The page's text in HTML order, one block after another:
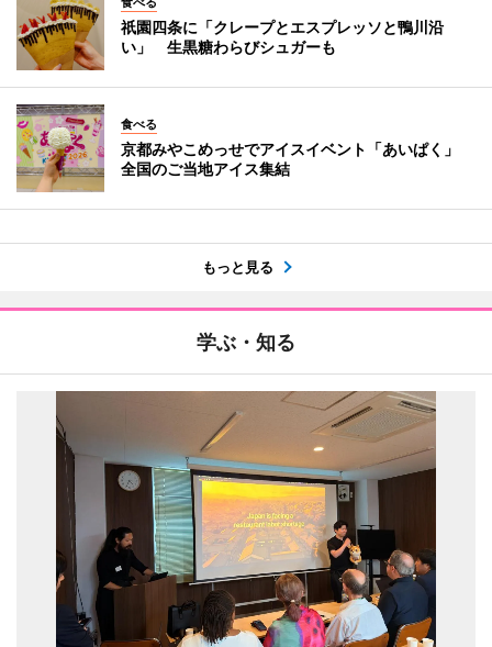
祇園四条に「クレープとエスプレッソと鴨川沿
い」 生黒糖わらびシュガーも
食べる
京都みやこめっせでアイスイベント「あいぱく」
全国のご当地アイス集結
もっと見る
学ぶ・知る